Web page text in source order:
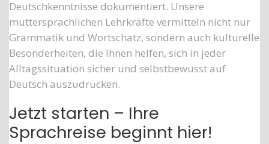
Deutschkenntnisse dokumentiert. Unsere
muttersprachlichen Lehrkräfte vermitteln nicht nur
Grammatik und Wortschatz, sondern auch kulturelle
Besonderheiten, die Ihnen helfen, sich in jeder
Alltagssituation sicher und selbstbewusst auf
Deutsch auszudrücken.
Jetzt starten – Ihre
Sprachreise beginnt hier!